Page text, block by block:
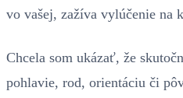
vo vašej, zažíva vylúčenie na
Chcela som ukázať, že
pohlavie, rod, orientáciu či